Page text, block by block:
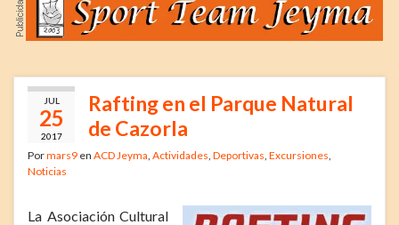
JUL
25
2017
Rafting en el Parque Natural
de Cazorla
Pormars9 en ACD Jeyma Actividades Deportivas Excursiones
Noticias
La Asociación Cultural